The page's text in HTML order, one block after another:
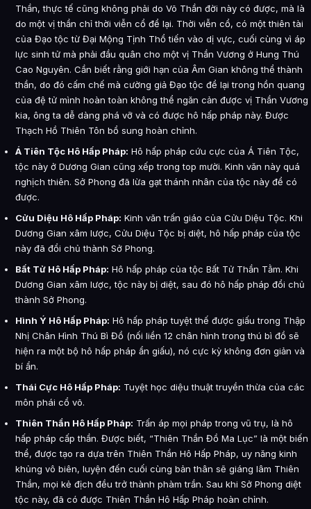
Thần, thực tế cũng không phải do Võ Thần đời này có được, mà là
do một vị thần chỉ thời viễn cổ để lại. Thời viễn cổ, có một thiên tài
của Đạo tộc từ Đại Mộng Tịnh Thổ tiến vào dị vực, cuối cùng vì áp
lực sinh tử mà phải đầu quân cho một vị Thần Vương ở Hung Thú
Cao Nguyên. Cần biết rằng giới hạn của Âm Gian không thể thành
thần, do đó cấm chế mà cường giả Đạo tộc để lại trong hồn quang
của đệ tử mình hoàn toàn không thể ngăn cản được vị Thần Vương
kia, ông ta dễ dàng phá vỡ và có được hô hấp pháp này. Được
Thạch Hồ Thiên Tôn bổ sung hoàn chỉnh.
Á Tiên Tộc Hô Hấp Pháp: Hô hấp pháp cứu cực của Á Tiên Tộc,
tộc này ở Dương Gian cũng xếp trong top mười. Kinh văn này quá
nghịch thiên. Sở Phong đã lừa gạt thánh nhân của tộc này để có
được.
Cửu Diệu Hô Hấp Pháp: Kinh văn trấn giáo của Cửu Diệu Tộc. Khi
Dương Gian xâm lược, Cửu Diệu Tộc bị diệt, hô hấp pháp của tộc
này đã đổi chủ thành Sở Phong.
Bất Tử Hô Hấp Pháp: Hô hấp pháp của tộc Bất Tử Thần Tằm. Khi
Dương Gian xâm lược, tộc này bị diệt, sau đó hô hấp pháp đổi chủ
thành Sở Phong.
Hình Ý Hô Hấp Pháp: Hô hấp pháp tuyệt thế được giấu trong Thập
Nhị Chân Hình Thú Bì Đồ (nối liền 12 chân hình trong thú bì đồ sẽ
hiện ra một bộ hô hấp pháp ẩn giấu), nó cực kỳ không đơn giản và
bí ẩn.
Thái Cực Hô Hấp Pháp: Tuyệt học diệu thuật truyền thừa của các
môn phái cổ võ.
Thiên Thần Hô Hấp Pháp: Trấn áp mọi pháp trong vũ trụ, là hô
hấp pháp cấp thần. Được biết, “Thiên Thần Đồ Ma Lục” là một biến
thể, được tạo ra dựa trên Thiên Thần Hô Hấp Pháp, uy năng kinh
khủng vô biên, luyện đến cuối cùng bản thân sẽ giáng lâm Thiên
Thần, mọi kẻ địch đều trở thành phàm trần. Sau khi Sở Phong diệt
tộc này, đã có được Thiên Thần Hô Hấp Pháp hoàn chỉnh.